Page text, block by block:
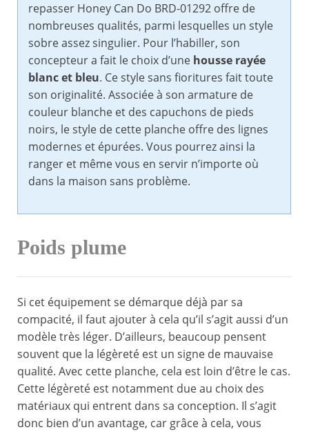
repasser Honey Can Do BRD-01292 offre de
nombreuses qualités, parmi lesquelles un style
sobre assez singulier. Pour l’habiller, son
concepteur a fait le choix d’une housse rayée
blanc et bleu. Ce style sans fioritures fait toute
son originalité. Associée à son armature de
couleur blanche et des capuchons de pieds
noirs, le style de cette planche offre des lignes
modernes et épurées. Vous pourrez ainsi la
ranger et même vous en servir n’importe où
dans la maison sans problème.
Poids plume
Si cet équipement se démarque déjà par sa
compacité, il faut ajouter à cela qu’il s’agit aussi d’un
modèle très léger. D’ailleurs, beaucoup pensent
souvent que la légèreté est un signe de mauvaise
qualité. Avec cette planche, cela est loin d’être le cas.
Cette légèreté est notamment due au choix des
matériaux qui entrent dans sa conception. Il s’agit
donc bien d’un avantage, car grâce à cela, vous